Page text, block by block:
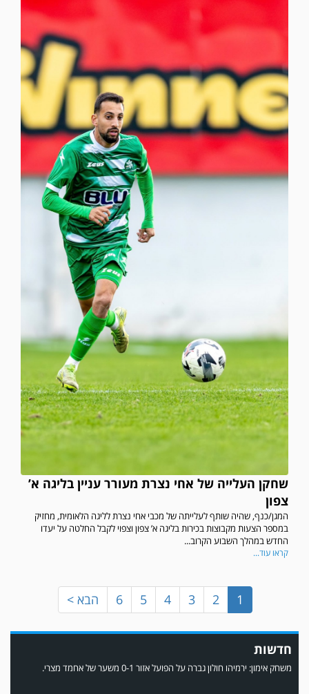
שחקן העלייה של אחי נצרת מעורר עניין בליגה א’
צפון
המגן/כנף, שהיה שותף לעלייתה של מכבי אחי נצרת לליגה הלאומית, מחזיק
במספר הצעות מקבוצות בכירות בליגה א’ צפון וצפוי לקבל החלטה על יעדו
החדש במהלך השבוע הקרוב...
קראו עוד...
1
2
3
4
5
6 הבא >
חדשות
במשחק אימון שהתקיים הבוקר יום ה' ניצחה קרית מלאכי את עירוני אשדוד 5-0.
משחק אימון: ירמיהו חולון גברה על הפועל אזור 0-1 משער של אחמד מצרי.